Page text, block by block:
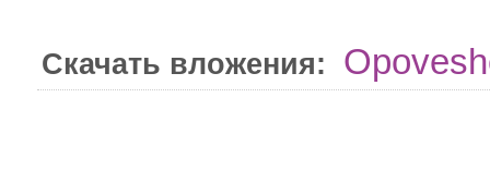
Скачать вложения: